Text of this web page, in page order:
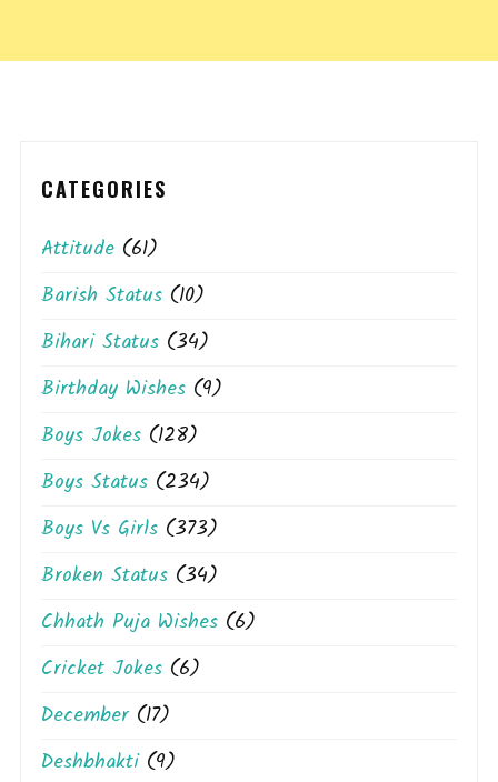
CATEGORIES
Attitude (61)
Barish Status (10)
Bihari Status (34)
Birthday Wishes (9)
Boys Jokes (128)
Boys Status (234)
Boys Vs Girls (373)
Broken Status (34)
Chhath Puja Wishes (6)
Cricket Jokes (6)
December(17)
Deshbhakti(9)